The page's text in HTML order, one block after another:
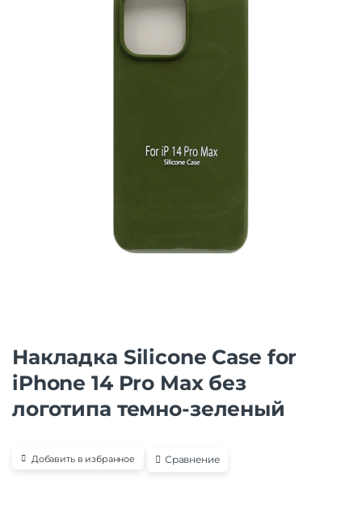
Накладка Silicone Case for
iPhone 14 Pro Max без
логотипа темно-зеленый
Добавить в избранное Сравнение